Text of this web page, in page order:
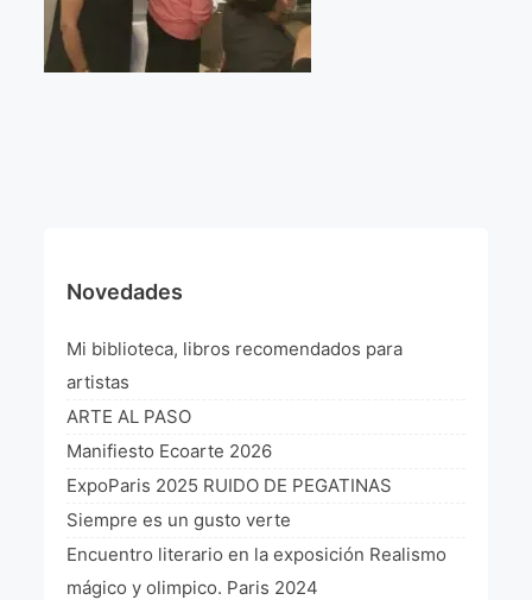
Bruit de gommettes Paris 2025
L’art Colombien à Paris 2019
L’art Latino-américain à Paris 2019
Reflecting Source. NY 2019
«Sincronías con sentido» Bogotá Colombia 2019
«Huellas trashumantes» New York 2018
Novedades
Mi biblioteca, libros recomendados para
artistas
ARTE AL PASO
Manifiesto Ecoarte 2026
ExpoParis 2025 RUIDO DE PEGATINAS
Siempre es un gusto verte
Encuentro literario en la exposición Realismo
mágico y olimpico. Paris 2024